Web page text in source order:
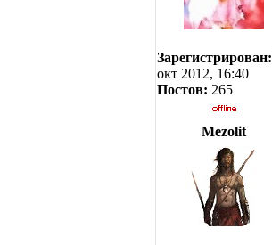
Зарегистрирован:
окт 2012, 16:40
Постов: 265
Mezolit